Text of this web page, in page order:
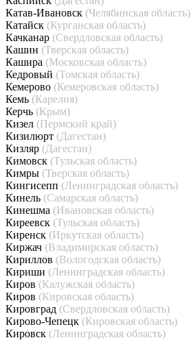
Катав-Ивановск (Челябинская область)
Катайск (Курганская область)
Качканар (Свердловская область)
Кашин (Тверская область)
Кашира (Московская область)
Кедровый (Томская область)
Кемерово (Кемеровская область)
Кемь (Карелия)
Керчь (Крым)
Кизел (Пермский край)
Кизилюрт (Дагестан)
Кизляр (Дагестан)
Кимовск (Тульская область)
Кимры (Тверская область)
Кингисепп (Ленинградская область)
Кинель (Самарская область)
Кинешма (Ивановская область)
Киреевск (Тульская область)
Киренск (Иркутская область)
Киржач (Владимирская область)
Кириллов (Вологодская область)
Кириши (Ленинградская область)
Киров (Калужская область)
Киров (Кировская область)
Кировград (Свердловская область)
Кирово-Чепецк (Кировская область)
Кировск (Ленинградская область)